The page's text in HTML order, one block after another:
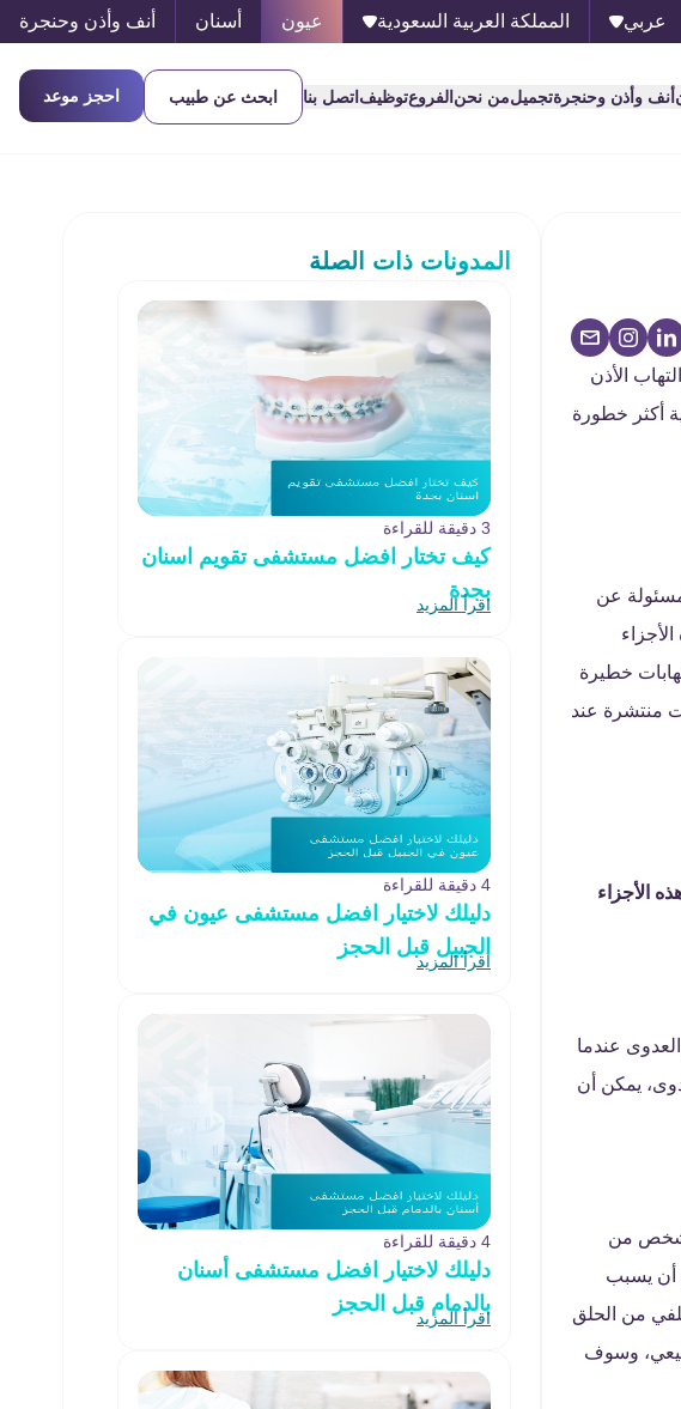
عربي المملكة العربية السعودية عيون أسنان أنف وأذن وحنجرة
أنف وأذن وحنجرةتجميلمن نحن الفروعتوظيف اتصل بنا ابحث عن طبيب احجز موعد
الأذن
أكثر خطورة
عن
خطيرة
منتشرة عند
الأجزاء
عندما
يمكن أن
من
أن يسبب
من الحلق
وسوف
المدونات ذات الصلة
3 دقيقة للقراءة
كيف تختار افضل مستشفى تقويم اسنان
بجدة
اقرأ المزيد
4 دقيقة للقراءة
دليلك لاختيار افضل مستشفى عيون في
الجبيل قبل الحجز
اقرأ المزيد
4 دقيقة للقراءة
دليلك لاختيار افضل مستشفى أسنان
بالدمام قبل الحجز
اقرأ المزيد